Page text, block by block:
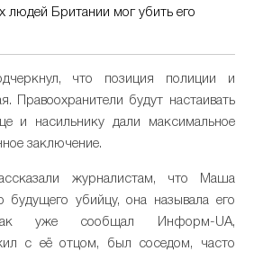
людей Британии мог убить его
что позиция полиции и
Правоохранители будут настаивать
и насильнику дали максимальное
заключение.
журналистам, что Маша
будущего убийцу, она называла его
уже сообщал Информ-UA,
с её отцом, был соседом, часто